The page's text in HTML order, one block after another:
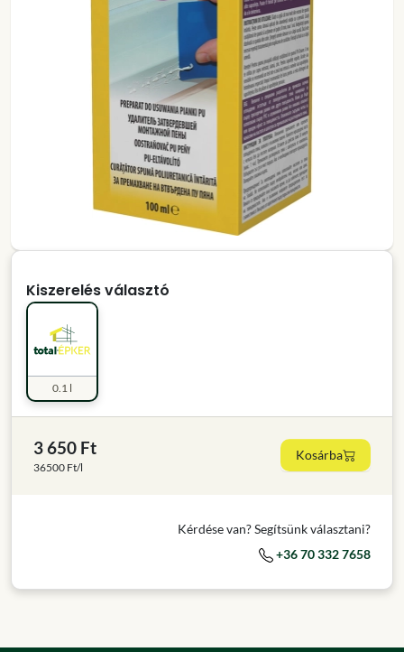
Kiszerelés választó
0.1 l
3 650 Ft
36500 Ft/l
Kosárba
Kérdése van? Segítsünk választani?
+36 70 332 7658